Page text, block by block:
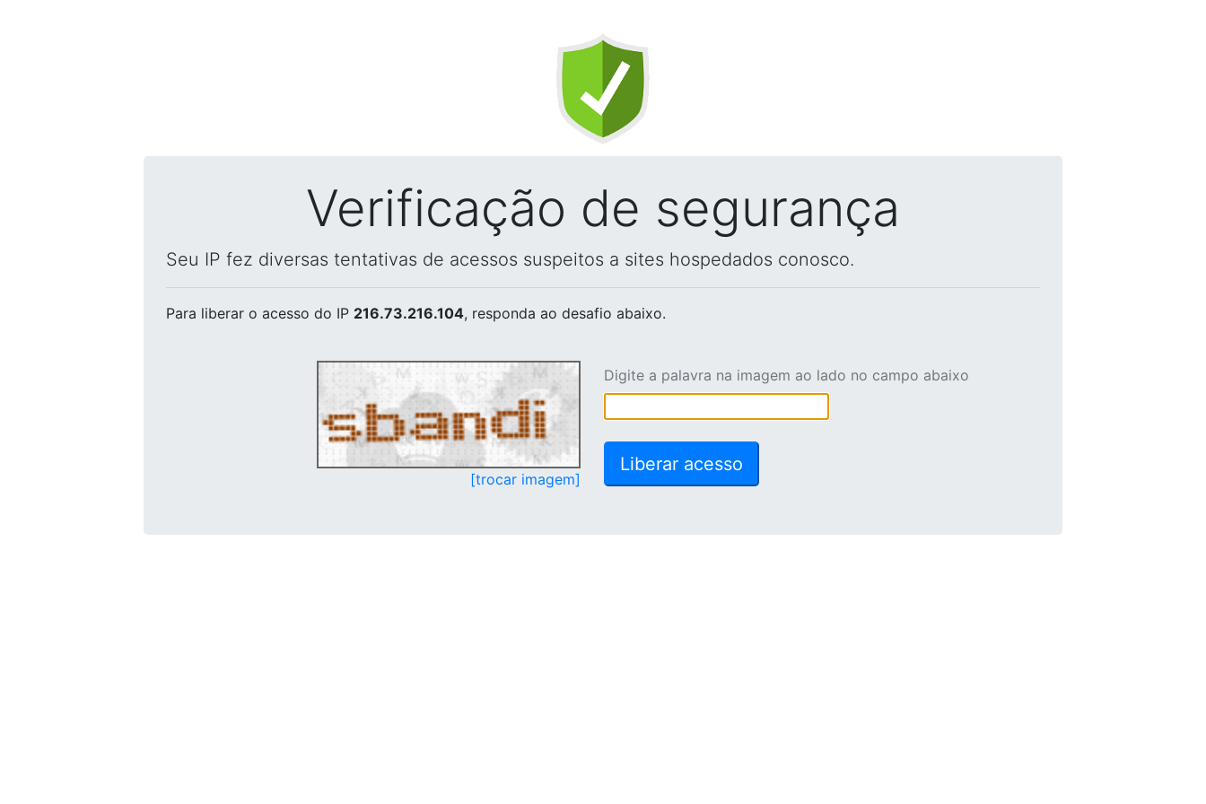
Verificação de segurança
Seu IP fez diversas tentativas de acessos suspeitos a sites hospedados conosco.
Para liberar o acesso do IP 216.73.216.104, responda ao desafio abaixo.
[trocar imagem]
Digite a palavra na imagem ao lado no campo abaixo